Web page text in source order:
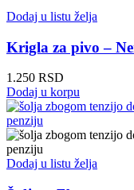
Dodaj u listu želja
Krigla za pivo –
1.250 RSD
Dodaj u korpu
Dodaj u listu želja